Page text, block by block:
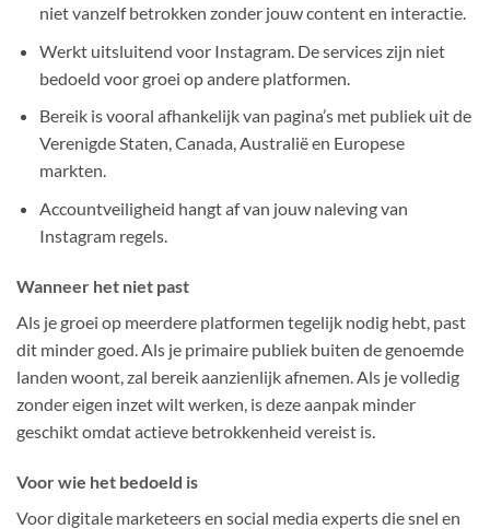
niet vanzelf betrokken zonder jouw content en interactie.
Werkt uitsluitend voor Instagram. De services zijn niet
bedoeld voor groei op andere platformen.
Bereik is vooral afhankelijk van pagina’s met publiek uit de
Verenigde Staten, Canada, Australië en Europese
markten.
Accountveiligheid hangt af van jouw naleving van
Instagram regels.
Wanneer het niet past
Als je groei op meerdere platformen tegelijk nodig hebt, past
dit minder goed. Als je primaire publiek buiten de genoemde
landen woont, zal bereik aanzienlijk afnemen. Als je volledig
zonder eigen inzet wilt werken, is deze aanpak minder
geschikt omdat actieve betrokkenheid vereist is.
Voor wie het bedoeld is
Voor digitale marketeers en social media experts die snel en